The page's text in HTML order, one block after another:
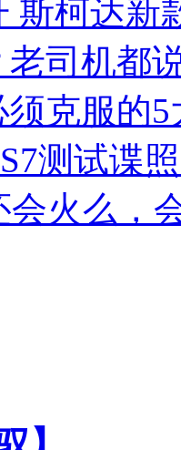
斯柯达新
司机都
克服的5
测试谍
会火么，